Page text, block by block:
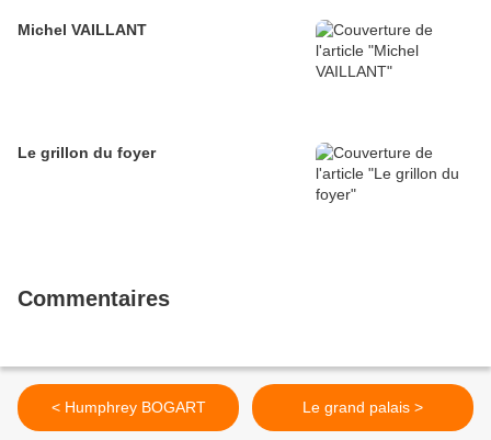
Michel VAILLANT
Le grillon du foyer
Commentaires
< Humphrey BOGART Le grand palais >